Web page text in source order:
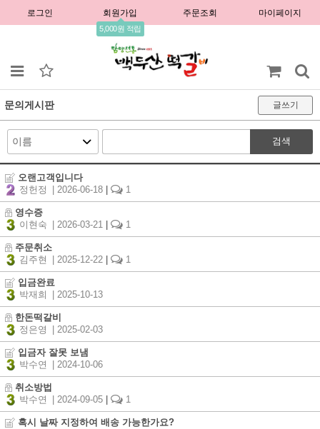
로그인 회원가입
5,000원 적립
주문조회 마이페이지
문의게시판 글쓰기
검색
오랜고객입니다
정헌정
| 2026-06-18 1
영수증
이현숙
| 2026-03-21 1
주문취소
김주현
| 2025-12-22 1
입금완료
박재희
| 2025-10-13
한돈떡갈비
정은영
| 2025-02-03
입금자 잘못 보냄
박수연
| 2024-10-06
취소방법
박수연
| 2024-09-05 1
혹시 날짜 지정하여 배송 가능한가요?